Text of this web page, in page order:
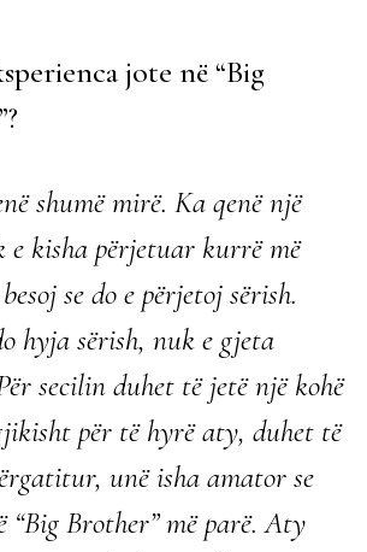
jote në “Big
shumë mirë. Ka qenë një
e kisha përjetuar kurrë më
se do e përjetoj sërish.
hyja sërish, nuk e gjeta
secilin duhet të jetë një kohë
për të hyrë aty, duhet të
unë isha amator se
“Big Brother” më parë. Aty